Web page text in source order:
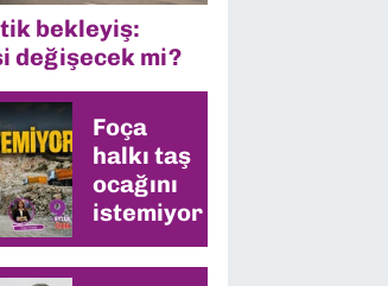
bekleyiş:
değişecek mi?
Foça
halkı taş
ocağını
istemiyor